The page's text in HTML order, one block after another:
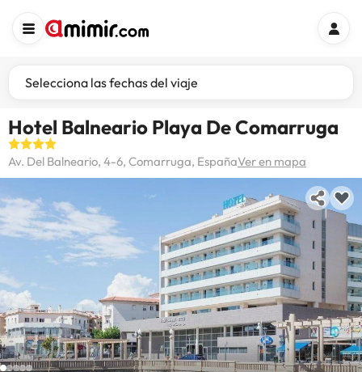
Selecciona las fechas del viaje
Hotel Balneario Playa De Comarruga
Av. Del Balneario, 4-6, Comarruga, EspañaVer en mapa